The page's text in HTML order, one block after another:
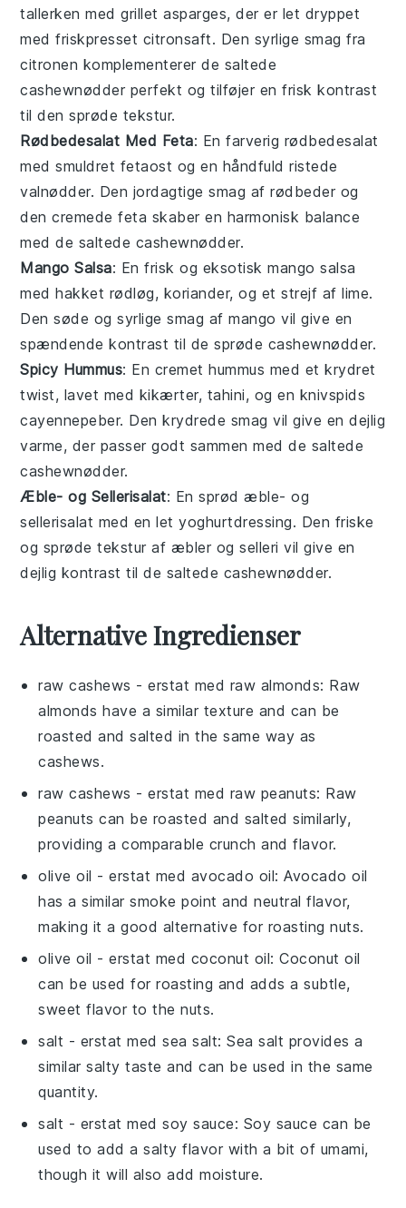
tallerken medgrillet asparges, der er let dryppet
med friskpresset citronsaft. Den syrlige smag fra
citronen komplementerer de saltede
cashewnødder perfekt og tilføjer en frisk kontrast
til den sprøde tekstur.
Rødbedesalat Med Feta: En farverig rødbedesalat
med smuldret fetaost og en håndfuld ristede
valnødder. Den jordagtige smag afrødbeder og
den cremedefeta skaber en harmonisk balance
med de saltede cashewnødder.
Mango Salsa: En frisk og eksotiskmango salsa
med hakket rødløg, koriander, og et strejf aflime.
Den søde og syrlige smag afmango vil give en
spændende kontrast til de sprøde cashewnødder.
Spicy Hummus: En cremethummus med et krydret
twist, lavet med kikærter, tahini, og en knivspids
cayennepeber. Den krydrede smag vil give en dejlig
varme, der passer godt sammen med de saltede
cashewnødder.
Æble- og Sellerisalat: En sprødæble- og
sellerisalat med en letyoghurtdressing. Den friske
og sprøde tekstur af æbler ogselleri vil give en
dejlig kontrast til de saltede cashewnødder.
Alternative Ingredienser
raw cashews - erstat med raw almonds: Raw
almonds have a similar texture and can be
roasted and salted in the same way as
cashews.
raw cashews - erstat med raw peanuts: Raw
peanuts can be roasted and salted similarly,
providing a comparable crunch and flavor.
olive oil - erstat med avocado oil: Avocado oil
has a similar smoke point and neutral flavor,
making it a good alternative for roasting nuts.
olive oil - erstat med coconut oil: Coconut oil
can be used for roasting and adds a subtle,
sweet flavor to the nuts.
salt - erstat medsea salt: Sea salt provides a
similar salty taste and can be used in the same
quantity.
salt - erstat medsoy sauce: Soy sauce can be
used to add a salty flavor with a bit of umami,
though it will also add moisture.